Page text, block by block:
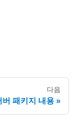
다음
버 패키지 내용